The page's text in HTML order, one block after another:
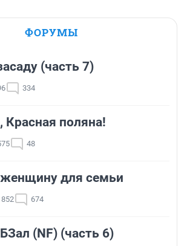
ФОРУМЫ
(часть 7)
334
Красная поляна!
48
для семьи
852 674
(NF) (часть 6)